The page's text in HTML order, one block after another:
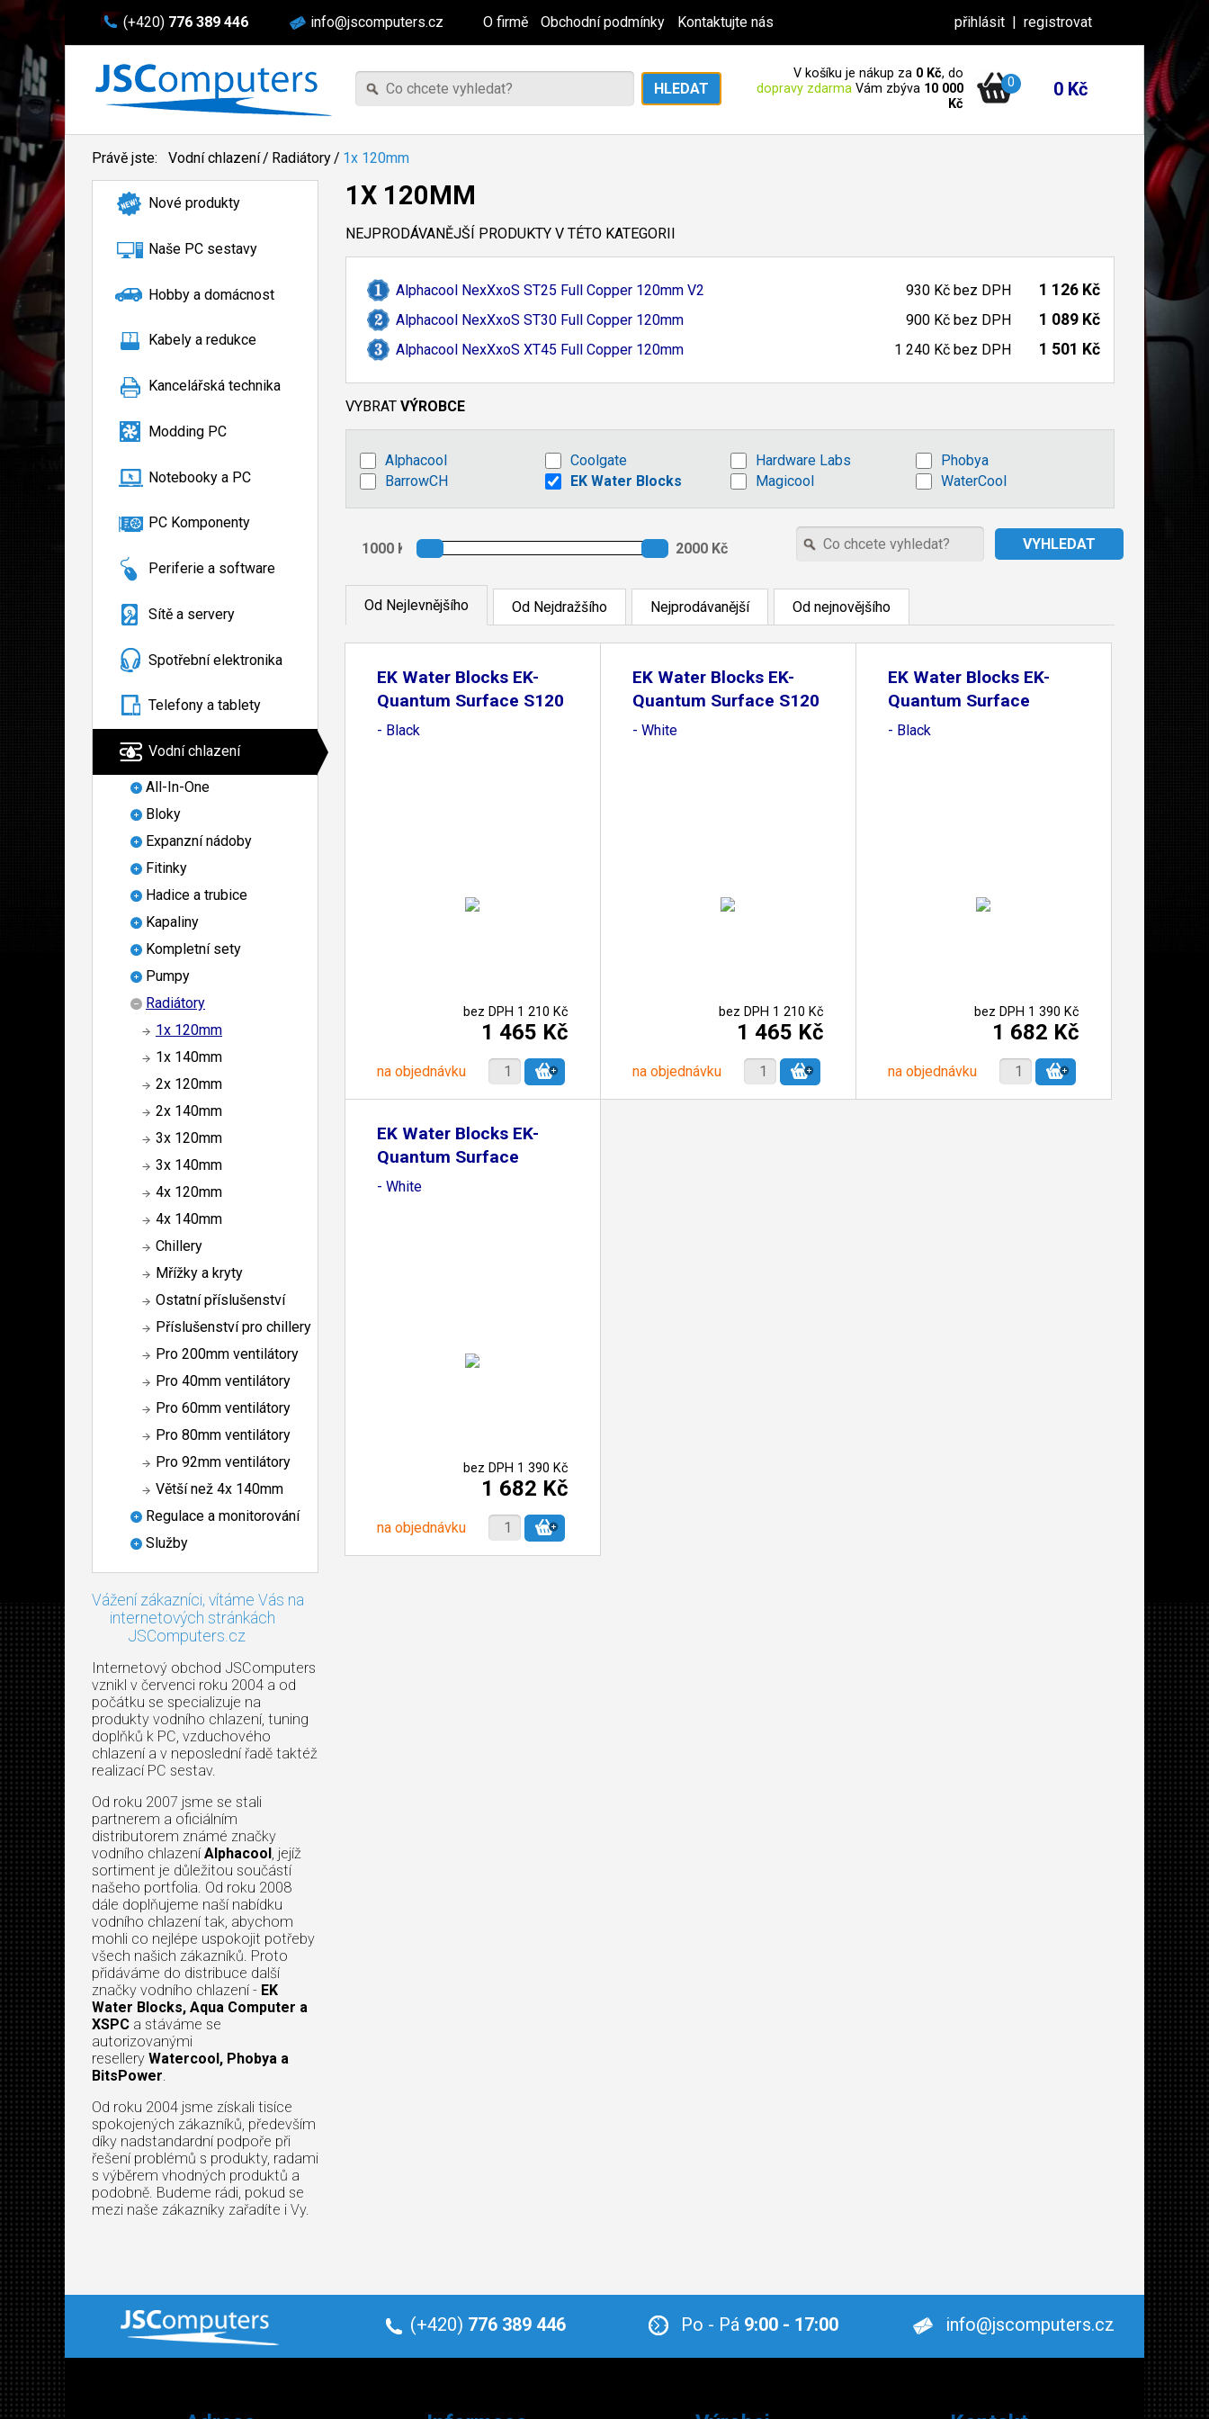
(+420) 776 389 446 info@jscomputers.cz O firmě Obchodní podmínky Kontaktujte nás přihlásit | registrovat
V košíku je nákup za 0 Kč, do
dopravy zdarma Vám zbýva 10 000
Kč
0 0 Kč
Právě jste: Vodní chlazení/ Radiátory/ 1x 120mm
Nové produkty
Naše PC sestavy
Hobby a domácnost
Kabely a redukce
Kancelářská technika
Modding PC
Notebooky a PC
PC Komponenty
Periferie a software
Sítě a servery
Spotřební elektronika
Telefony a tablety
Vodní chlazení
All-In-One
Bloky
Expanzní nádoby
Fitinky
Hadice a trubice
Kapaliny
Kompletní sety
Pumpy
Radiátory
1x 120mm
1x 140mm
2x 120mm
2x 140mm
3x 120mm
3x 140mm
4x 120mm
4x 140mm
Chillery
Mřížky a kryty
Ostatní příslušenství
Příslušenství pro chillery
Pro 200mm ventilátory
Pro 40mm ventilátory
Pro 60mm ventilátory
Pro 80mm ventilátory
Pro 92mm ventilátory
Větší než 4x 140mm
Regulace a monitorování
Služby
Vážení zákazníci, vítáme Vás na
internetových stránkách
JSComputers.cz
Internetový obchod JSComputers
vznikl v červenci roku 2004 a od
počátku se specializuje na
produkty vodního chlazení, tuning
doplňků k PC, vzduchového
chlazení a v neposlední řadě taktéž
realizací PC sestav.
Od roku 2007 jsme se stali
partnerem a oficiálním
distributorem známé značky
vodního chlazení Alphacool, jejíž
sortiment je důležitou součástí
našeho portfolia. Od roku 2008
dále doplňujeme naší nabídku
vodního chlazení tak, abychom
mohli co nejlépe uspokojit potřeby
všech našich zákazníků. Proto
přidáváme do distribuce další
značky vodního chlazení - EK
Water Blocks, Aqua Computer a
XSPC a stáváme se
autorizovanými
resellery Watercool, Phobya a
BitsPower.
Od roku 2004 jsme získali tisíce
spokojených zákazníků, především
díky nadstandardní podpoře při
řešení problémů s produkty, radami
s výběrem vhodných produktů a
podobně. Budeme rádi, pokud se
mezi naše zákazníky zařadíte i Vy.
1X 120MM
NEJPRODÁVANĚJŠÍ PRODUKTY V TÉTO KATEGORII
Alphacool NexXxoS ST25 Full Copper 120mm V2 930 Kč bez DPH 1 126 Kč
Alphacool NexXxoS ST30 Full Copper 120mm 900 Kč bez DPH 1 089 Kč
Alphacool NexXxoS XT45 Full Copper 120mm 1 240 Kč bez DPH 1 501 Kč
VYBRAT VÝROBCE
Alphacool Coolgate Hardware Labs
Phobya
BarrowCH
EK Water Blocks Magicool WaterCool
Od Nejlevnějšího Od Nejdražšího Nejprodávanější Od nejnovějšího
EK Water Blocks EK-
Quantum Surface S120
- Black
bez DPH 1 210 Kč
1 465 Kč
na objednávku
EK Water Blocks EK-
Quantum Surface S120
- White
bez DPH 1 210 Kč
1 465 Kč
na objednávku
EK Water Blocks EK-
Quantum Surface
P120M
- Black
bez DPH 1 390 Kč
1 682 Kč
na objednávku
EK Water Blocks EK-
Quantum Surface
P120M
- White
bez DPH 1 390 Kč
1 682 Kč
na objednávku
(+420) 776 389 446 Po - Pá 9:00 - 17:00 info@jscomputers.cz